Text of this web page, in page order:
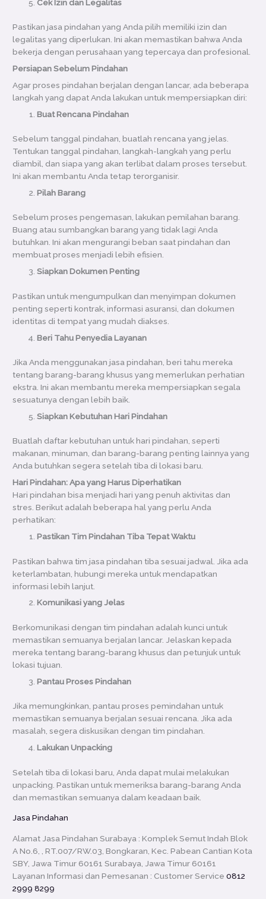
Cek Izin dan Legalitas
Pastikan jasa pindahan yang Anda pilih memiliki izin dan
legalitas yang diperlukan. Ini akan memastikan bahwa Anda
bekerja dengan perusahaan yang tepercaya dan profesional.
Persiapan Sebelum Pindahan
Agar proses pindahan berjalan dengan lancar, ada beberapa
langkah yang dapat Anda lakukan untuk mempersiapkan diri:
Buat Rencana Pindahan
Sebelum tanggal pindahan, buatlah rencana yang jelas.
Tentukan tanggal pindahan, langkah-langkah yang perlu
diambil, dan siapa yang akan terlibat dalam proses tersebut.
Ini akan membantu Anda tetap terorganisir.
Pilah Barang
Sebelum proses pengemasan, lakukan pemilahan barang.
Buang atau sumbangkan barang yang tidak lagi Anda
butuhkan. Ini akan mengurangi beban saat pindahan dan
membuat proses menjadi lebih efisien.
Siapkan Dokumen Penting
Pastikan untuk mengumpulkan dan menyimpan dokumen
penting seperti kontrak, informasi asuransi, dan dokumen
identitas di tempat yang mudah diakses.
Beri Tahu Penyedia Layanan
Jika Anda menggunakan jasa pindahan, beri tahu mereka
tentang barang-barang khusus yang memerlukan perhatian
ekstra. Ini akan membantu mereka mempersiapkan segala
sesuatunya dengan lebih baik.
Siapkan Kebutuhan Hari Pindahan
Buatlah daftar kebutuhan untuk hari pindahan, seperti
makanan, minuman, dan barang-barang penting lainnya yang
Anda butuhkan segera setelah tiba di lokasi baru.
Hari Pindahan: Apa yang Harus Diperhatikan
Hari pindahan bisa menjadi hari yang penuh aktivitas dan
stres. Berikut adalah beberapa hal yang perlu Anda
perhatikan:
Pastikan Tim Pindahan Tiba Tepat Waktu
Pastikan bahwa tim jasa pindahan tiba sesuai jadwal. Jika ada
keterlambatan, hubungi mereka untuk mendapatkan
informasi lebih lanjut.
Komunikasi yang Jelas
Berkomunikasi dengan tim pindahan adalah kunci untuk
memastikan semuanya berjalan lancar. Jelaskan kepada
mereka tentang barang-barang khusus dan petunjuk untuk
lokasi tujuan.
Pantau Proses Pindahan
Jika memungkinkan, pantau proses pemindahan untuk
memastikan semuanya berjalan sesuai rencana. Jika ada
masalah, segera diskusikan dengan tim pindahan.
Lakukan Unpacking
Setelah tiba di lokasi baru, Anda dapat mulai melakukan
unpacking. Pastikan untuk memeriksa barang-barang Anda
dan memastikan semuanya dalam keadaan baik.
Jasa Pindahan
Alamat Jasa PindahanSurabaya : Komplek Semut Indah Blok
A No.6, , RT.007/RW.03, Bongkaran, Kec. Pabean Cantian Kota
SBY, Jawa Timur 60161 Surabaya, Jawa Timur 60161
Layanan Informasi dan Pemesanan : Customer Service0812
2999 8299